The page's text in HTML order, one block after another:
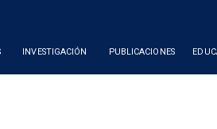
INVESTIGACIÓN PUBLICACIONES